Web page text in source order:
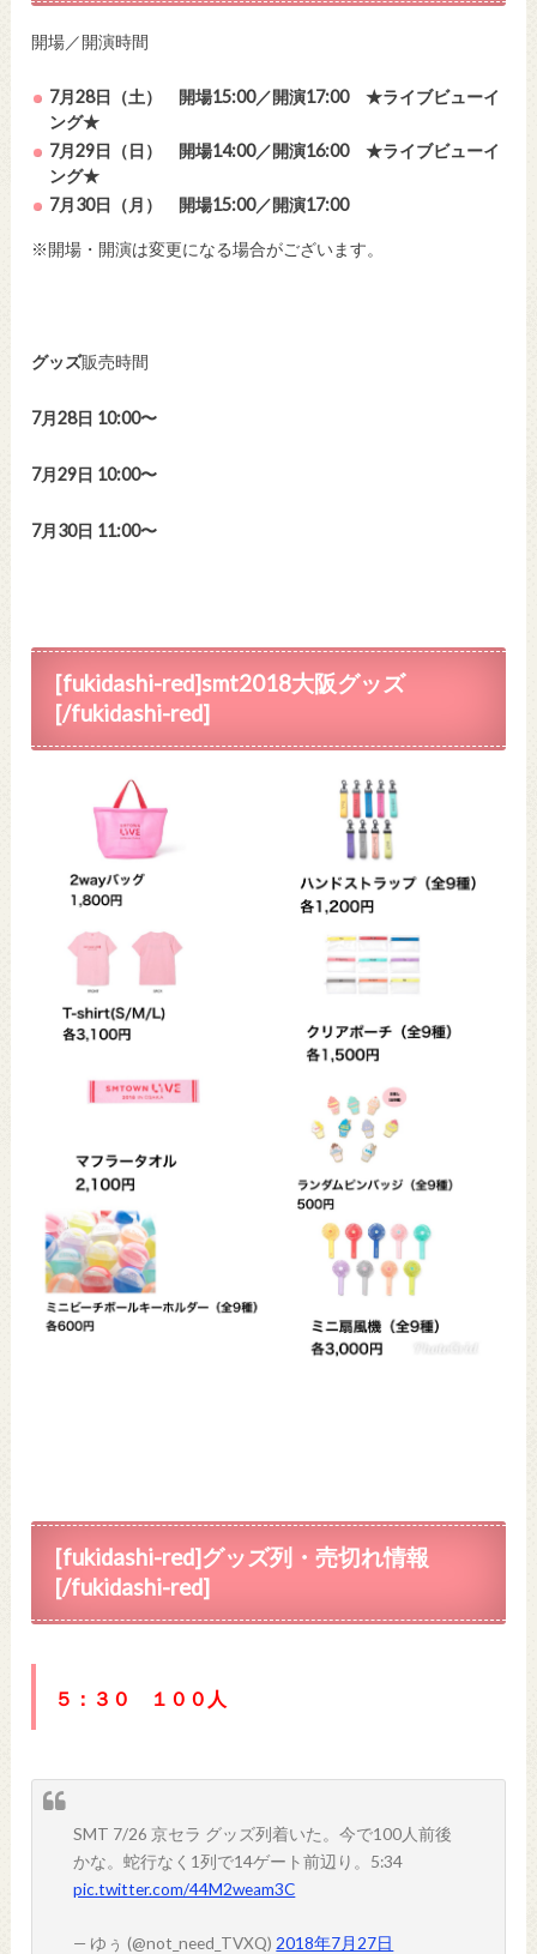
開場／開演時間
7月28日（土）
開場15:00／開演17:00 ★ライブビューイ
ング★
7月29日（日）
開場14:00／開演16:00 ★ライブビューイ
ング★
7月30日（月）
開場15:00／開演17:00
※開場・開演は変更になる場合がございます。
グッズ販売時間
7月28日 10:00〜
7月29日 10:00〜
7月30日 11:00〜
[fukidashi-red]smt2018大阪グッズ
[/fukidashi-red]
[fukidashi-red]グッズ列・売切れ情報
[/fukidashi-red]
５：３０ １００人
SMT 7/26 京セラ グッズ列着いた。今で100人前後
かな。蛇行なく1列で14ゲート前辺り。5:34
pic.twitter.com/44M2weam3C
— ゆぅ (@not_need_TVXQ) 2018年7月27日